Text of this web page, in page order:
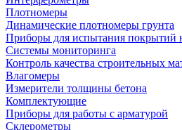
Плотномеры
Динамические плотномеры грунта
Приборы для испытания покрытий
Системы мониторинга
Контроль качества строительных
Влагомеры
Измерители толщины бетона
Комплектующие
Приборы для работы с арматурой
Склерометры